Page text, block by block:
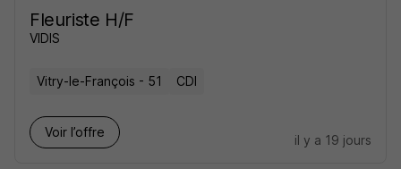
Fleuriste H/F
VIDIS
Vitry-le-François - 51 CDI
Voir l’offre
il y a 19 jours